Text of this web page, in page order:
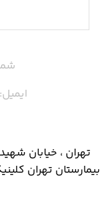
ایمیل:
تهران ، خیابان